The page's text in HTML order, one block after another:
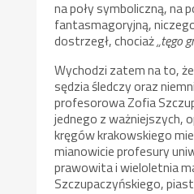
na poły symboliczną, na
fantasmagoryjną,
dostrzegł, chociaż„tęgo
Wychodzi zatem na to,
sędzia śledczy oraz
profesorowa Zofia
jednego z ważniejszych,
kręgów krakowskiego
mianowicie profesury
prawowita i wieloletnia
Szczupaczyńskiego,